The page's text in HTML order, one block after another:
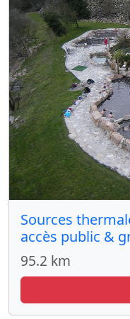
Sources
accès public &
95.2 km